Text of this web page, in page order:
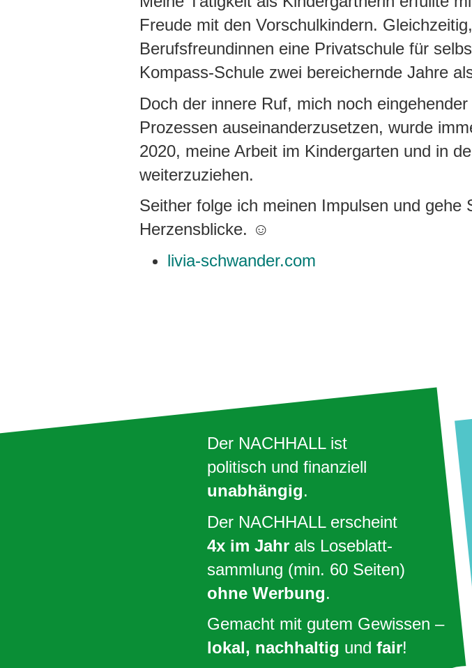
Freude mit den Vorschulkindern.
Berufsfreundinnen eine Privatschule für
Kompass-Schule zwei bereichernde Jahre
Doch der innere Ruf, mich noch
Prozessen auseinanderzusetzen, wurde
2020, meine Arbeit im Kindergarten und in
weiterzuziehen.
Seither folge ich meinen Impulsen und
Herzensblicke. ☺
livia-schwander.com
Der NACHHALL ist
politisch und finanziell
unabhängig.
Der NACHHALL erscheint
4x im Jahr als Loseblatt-
sammlung (min. 60 Seiten)
ohne Werbung.
Gemacht mit gutem Gewissen –
lokal, nachhaltig und fair!